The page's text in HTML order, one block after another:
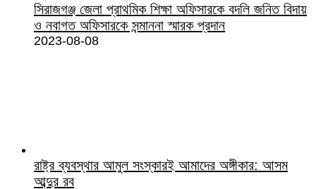
সিরাজগঞ্জ জেলা প্রাথমিক শিক্ষা অফিসারকে বদলি জনিত বিদায়
ও নবাগত অফিসারকে সন্মাননা স্মারক প্রদান
2023-08-08
রাষ্ট্র ব্যবস্থার আমুল সংস্কারই আমাদের অঙ্গীকার: আসম
আব্দুর রব